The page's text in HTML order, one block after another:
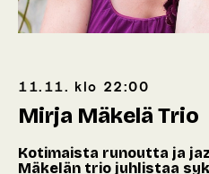
11.11. klo 22:00
Mirja Mäkelä Trio
Kotimaista runoutta ja
Mäkelän trio juhlistaa